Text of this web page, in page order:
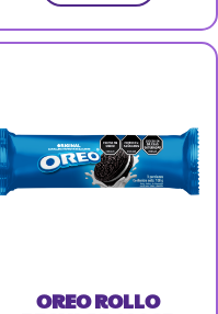
OREO ROLLO